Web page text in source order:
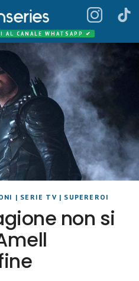
AL CANALE WHATSAPP ✔
| SERIE TV| SUPEREROI
non si